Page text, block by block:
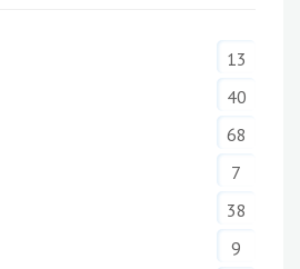
13
40
68
7
38
9